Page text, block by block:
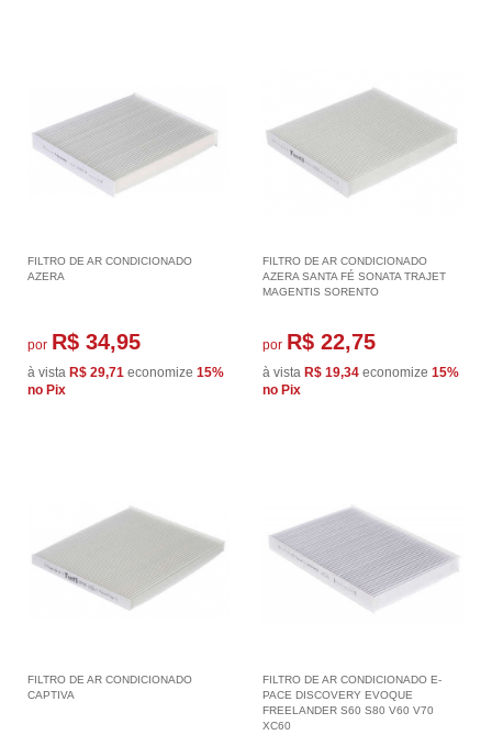
FILTRO DE AR CONDICIONADO
AZERA
por R$ 34,95
à vista R$ 29,71 economize 15%
no Pix
FILTRO DE AR CONDICIONADO
AZERA SANTA FÉ SONATA TRAJET
MAGENTIS SORENTO
por R$ 22,75
à vista R$ 19,34 economize 15%
no Pix
FILTRO DE AR CONDICIONADO
CAPTIVA
FILTRO DE AR CONDICIONADO E-
PACE DISCOVERY EVOQUE
FREELANDER S60 S80 V60 V70
XC60